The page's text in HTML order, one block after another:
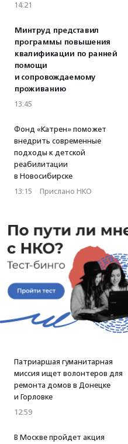
14:21
Минтруд представил
программы повышения
квалификации по ранней
помощи
и сопровождаемому
проживанию
13:45
Фонд «Катрен» поможет
внедрить современные
подходы к детской
реабилитации
в Новосибирске
13:15 · Прислано НКО
Патриаршая гуманитарная
миссия ищет волонтеров для
ремонта домов в Донецке
и Горловке
12:59
В Москве пройдет акция